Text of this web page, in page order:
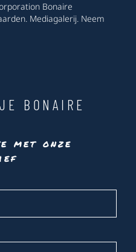
Bonaire
. Mediagalerij. Neem
BONAIRE
met onze